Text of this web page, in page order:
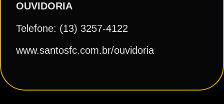
OUVIDORIA
Telefone: (13) 3257-4122
www.santosfc.com.br/ouvidoria